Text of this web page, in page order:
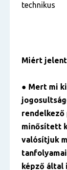
technikus
Miért
● Mert mi
minősített
valósítjuk
képző által